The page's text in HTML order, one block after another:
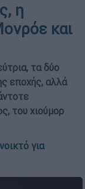
η
και
τα δύο
εποχής, αλλά
του χιούμορ
για